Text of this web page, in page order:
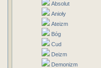
Absolut
Anioły
Ateizm
Bóg
Cud
Deizm
Demonizm